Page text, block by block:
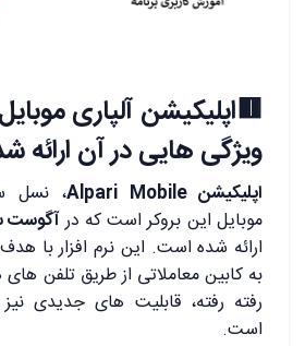
🟥اپلیکیشن آلپاری
ویژگی هایی در آن
اپلیکیشن Alpari Mobile
، نسل
موبایل این بروکر است که درآگوست
ارائه شده است. این نرم افزار با
به کابین معاملاتی از طریق تلفن
رفته رفته، قابلیت های جدیدی
است.